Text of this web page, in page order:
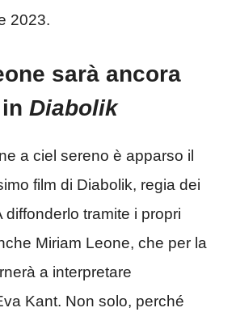
2023.
sarà ancora
Diabolik
a ciel sereno è apparso il
film di Diabolik, regia dei
diffonderlo tramite i propri
Miriam Leone, che per la
a interpretare
Kant. Non solo, perché